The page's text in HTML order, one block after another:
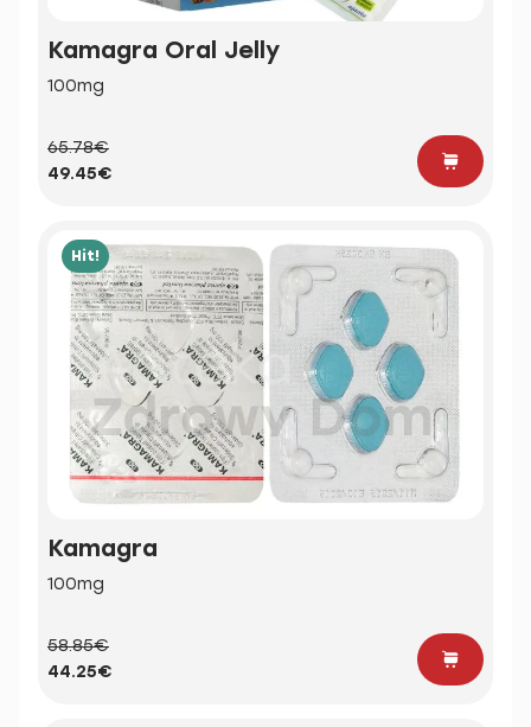
Kamagra Oral Jelly
100mg
65.78€
49.45€
Hit!
Kamagra
100mg
58.85€
44.25€